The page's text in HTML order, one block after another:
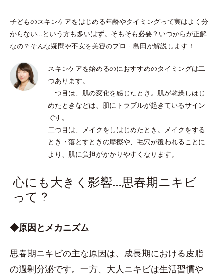
子どものスキンケアをはじめる年齢やタイミングって実はよく分
からない…という方も多いはず。そもそも必要？いつからが正解
なの？そんな疑問や不安を美容のプロ・島田が解説します！
スキンケアを始めるのにおすすめのタイミングは二
つあります。
一つ目は、肌の変化を感じたとき。肌が乾燥しはじ
めたときなどは、肌にトラブルが起きているサイン
です。
二つ目は、メイクをしはじめたとき。メイクをする
とき・落とすときの摩擦や、毛穴が覆われることに
より、肌に負担がかかりやすくなります。
心にも大きく影響…思春期ニキビ
って？
◆原因とメカニズム
思春期ニキビの主な原因は、成長期における皮脂
の過剰分泌です。一方、大人ニキビは生活習慣や